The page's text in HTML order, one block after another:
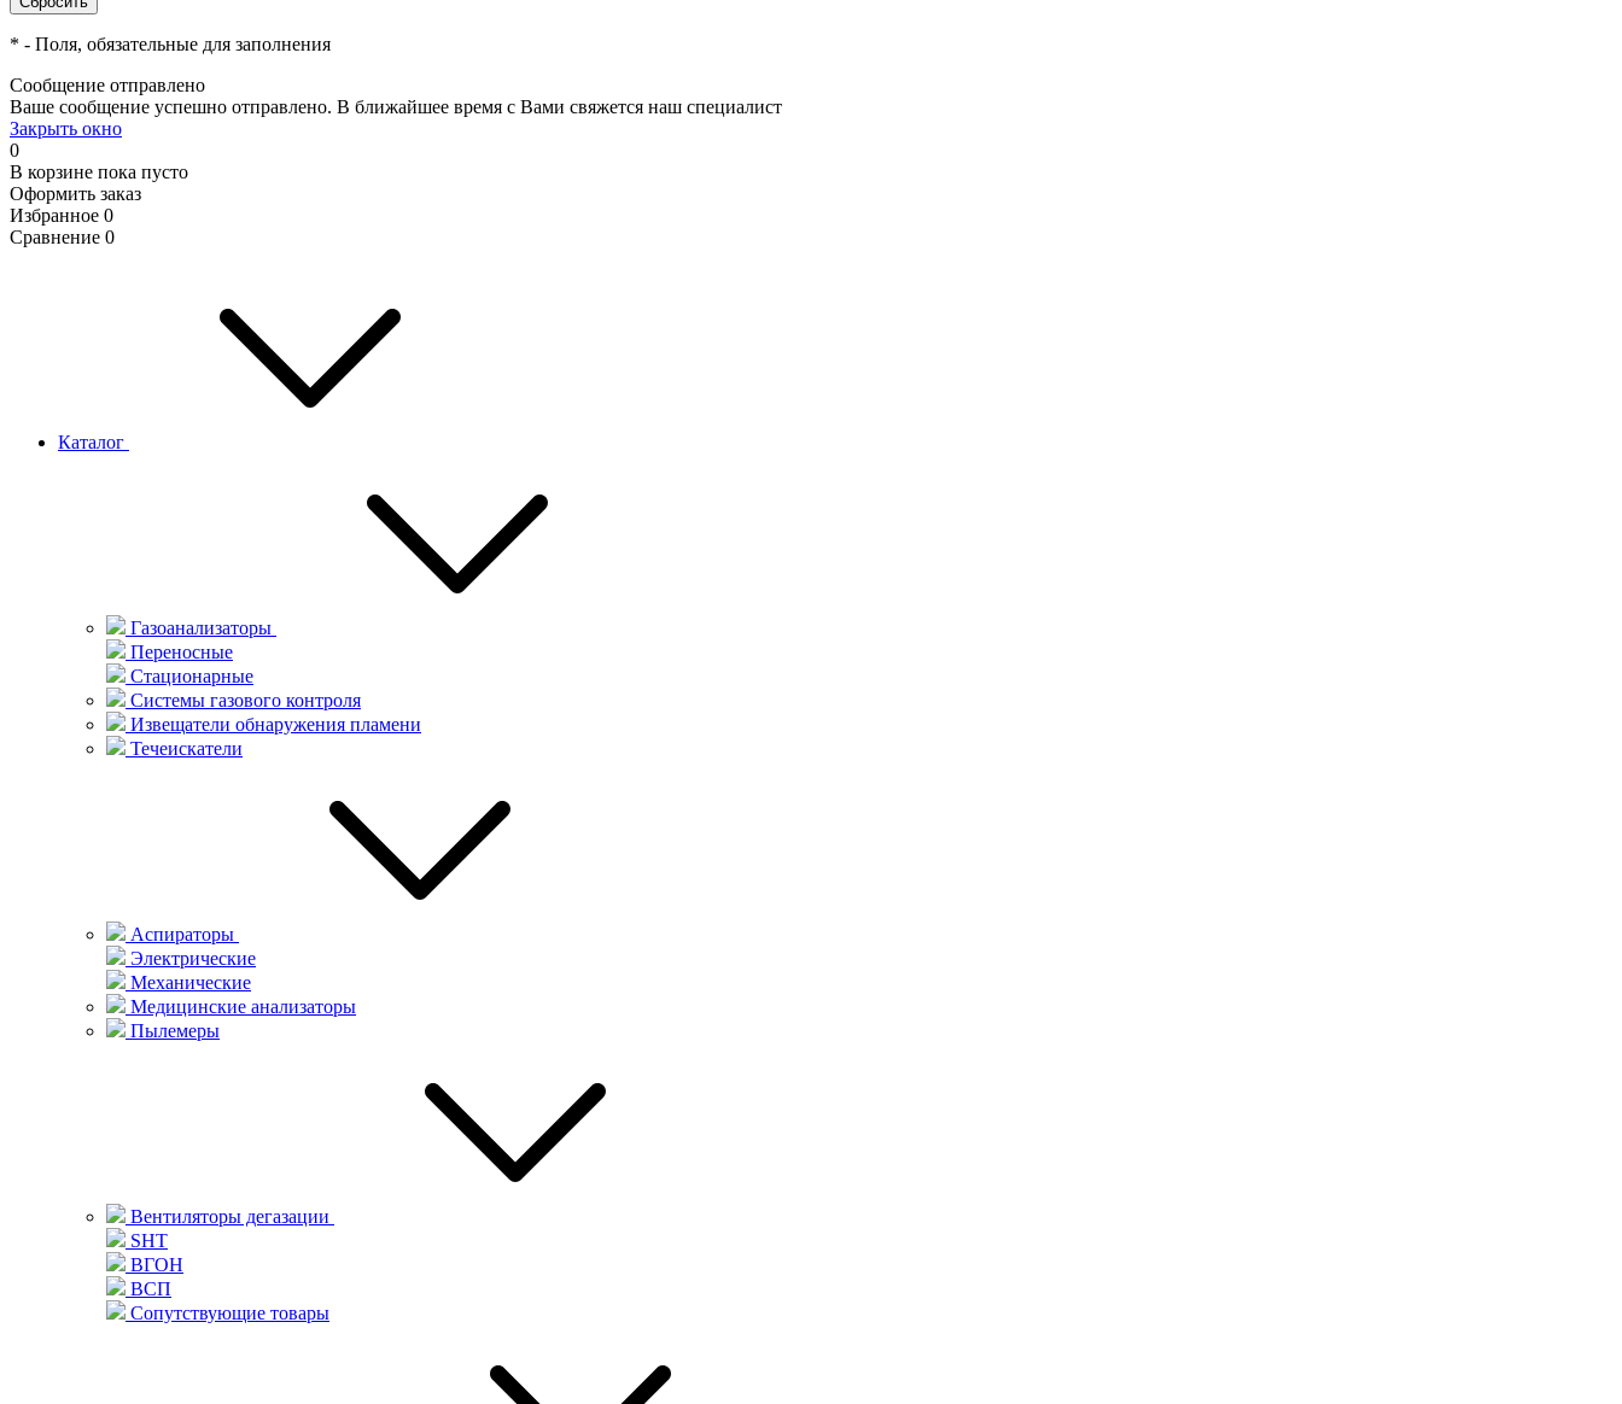
* - Поля, обязательные для заполнения
Сообщение отправлено
Ваше сообщение успешно отправлено. В ближайшее время с Вами свяжется наш специалист
Закрыть окно
0
В корзине пока пусто
Оформить заказ
Избранное 0
Сравнение 0
Каталог
Газоанализаторы
Переносные
Стационарные
Системы газового контроля
Извещатели обнаружения пламени
Течеискатели
Аспираторы
Электрические
Механические
Медицинские анализаторы
Пылемеры
Вентиляторы дегазации
SHT
ВГОН
ВСП
Сопутствующие товары